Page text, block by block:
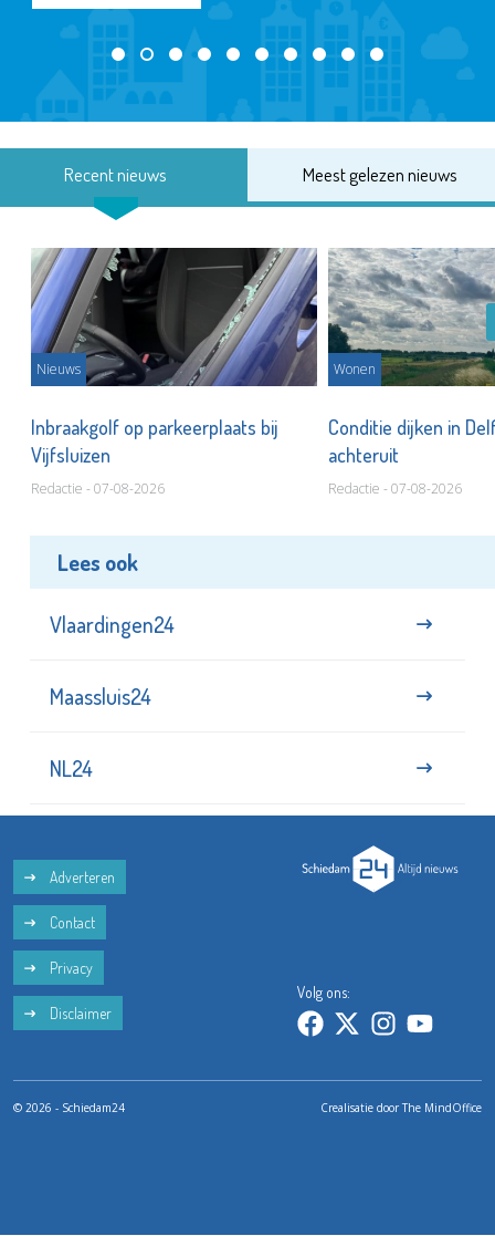
Recent nieuws Meest gelezen nieuws
Nieuws
Inbraakgolf op parkeerplaats bij
Vijfsluizen
Redactie - 07-08-2026
Wonen
Conditie dijken in
achteruit
Redactie - 07-08-2026
Lees ook
Vlaardingen24
Maassluis24
NL24
Adverteren
Contact
Privacy
Disclaimer
Volg ons:
© 2026 - Schiedam24 Crealisatie doorThe MindOffice